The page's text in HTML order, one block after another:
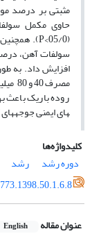
مثبتی بر درصد
حاوی مکمل
افزایش داد. به
های ایمنی
کلیدواژه‌ها
دوره رشد
رشد
عنوان مقاله English